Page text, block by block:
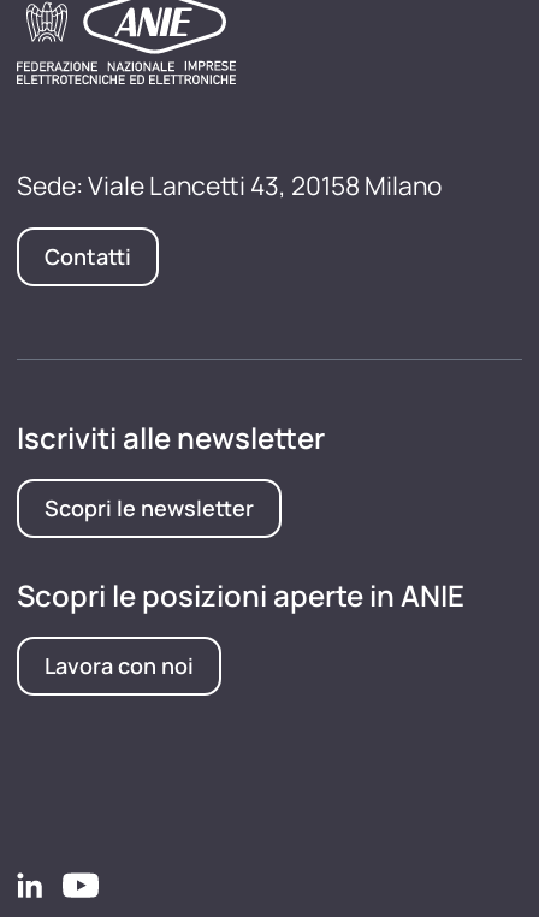
Sede: Viale Lancetti 43, 20158 Milano
Contatti
Iscriviti alle newsletter
Scopri le newsletter
Scopri le posizioni aperte in ANIE
Lavora con noi